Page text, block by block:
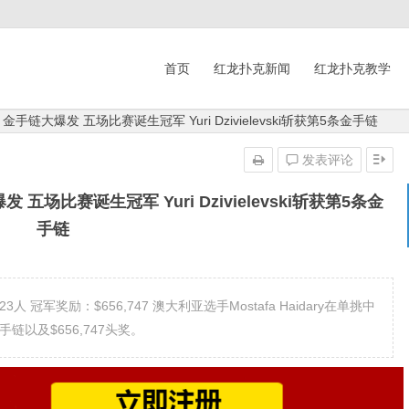
首页 红龙扑克新闻 红龙扑克教学
手链大爆发 五场比赛诞生冠军 Yuri Dzivielevski斩获第5条金手链
发 五场比赛诞生冠军 Yuri Dzivielevski斩获第5条金
手链
发表评论
人 冠军奖励：$656,747 澳大利亚选手Mostafa Haidary在单挑中
链以及$656,747头奖。